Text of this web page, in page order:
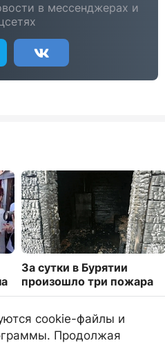
в мессенджерах и
За сутки в Бурятии
произошло три пожара
cookie-файлы и
Продолжая